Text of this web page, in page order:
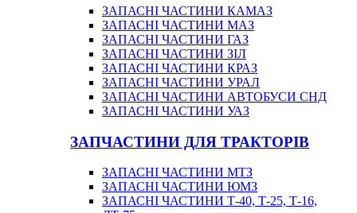
ЗАПАСНІ ЧАСТИНИ КАМАЗ
ЗАПАСНІ ЧАСТИНИ МАЗ
ЗАПАСНІ ЧАСТИНИ ГАЗ
ЗАПАСНІ ЧАСТИНИ ЗІЛ
ЗАПАСНІ ЧАСТИНИ КРАЗ
ЗАПАСНІ ЧАСТИНИ УРАЛ
ЗАПАСНІ ЧАСТИНИ АВТОБУСИ СНД
ЗАПАСНІ ЧАСТИНИ УАЗ
ЗАПЧАСТИНИ ДЛЯ ТРАКТОРІВ
ЗАПАСНІ ЧАСТИНИ МТЗ
ЗАПАСНІ ЧАСТИНИ ЮМЗ
ЗАПАСНІ ЧАСТИНИ Т-40, Т-25, Т-16,